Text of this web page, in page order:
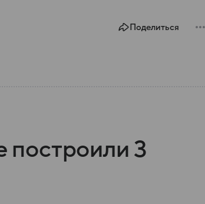
Поделиться
построили 3